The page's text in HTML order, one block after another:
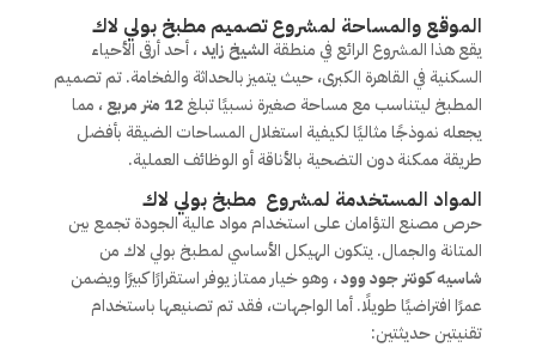
الموقع والمساحة لمشروع تصميم مطبخ بولي لاك
يقع هذا المشروع الرائع في منطقة الشيخ زايد ، أحد أرقى الأحياء
السكنية في القاهرة الكبرى، حيث يتميز بالحداثة والفخامة. تم تصميم
المطبخ ليتناسب مع مساحة صغيرة نسبيًا تبلغ12 متر مربع
، مما
يجعله نموذجًا مثاليًا لكيفية استغلال المساحات الضيقة بأفضل
طريقة ممكنة دون التضحية بالأناقة أو الوظائف العملية.
المواد المستخدمة لمشروع مطبخ بولي لاك
حرص مصنع التؤامان على استخدام مواد عالية الجودة تجمع بين
المتانة والجمال. يتكون الهيكل الأساسي لمطبخ بولي لاك من
شاسيه كونتر جود وود، وهو خيار ممتاز يوفر استقرارًا كبيرًا ويضمن
عمرًا افتراضيًا طويلًا. أما الواجهات، فقد تم تصنيعها باستخدام
تقنيتين حديثتين: